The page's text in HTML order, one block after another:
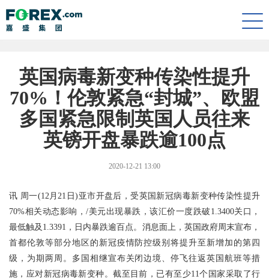
英国病毒新变种传染性提升
70%！伦敦紧急“封城”、欧盟
多国紧急限制英国人员往来
英镑开盘暴跌逾100点
2020-12-21 13:00
讯 周一(12月21日)亚市开盘后，受英国新冠病毒新变种传染性提升
70%相关动态影响，/美元出现暴跌，该汇价一度跌破1.3400关口，
最低触及1.3391，日内暴跌逾百点。消息面上，英国政府周末宣布，
首都伦敦等部分地区的新冠疫情防控级别将提升至新增加的第四
级，为期两周。多国相继宣布关闭边境、停飞往返英国航班等措
施，应对新冠病毒新变种。截至目前，已有至少11个国家采取了行